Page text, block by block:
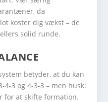
da
koster dig vækst – de
solid runde.
betyder, at du kan
4-3 og 4-3-3 – men husk:
for at skifte formation.